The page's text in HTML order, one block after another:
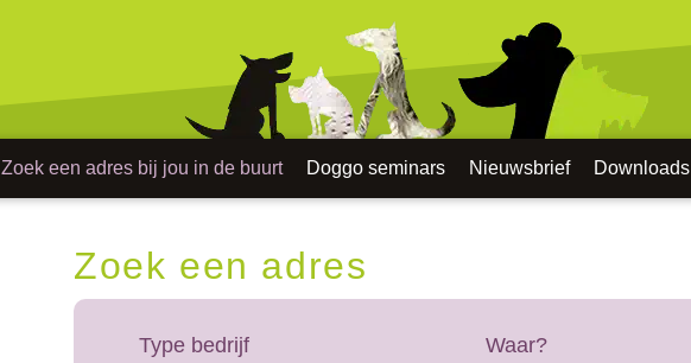
Zoek een adres bij jou in de buurt Doggo seminars Nieuwsbrief Downloads
Zoek een adres
Type bedrijf Waar?